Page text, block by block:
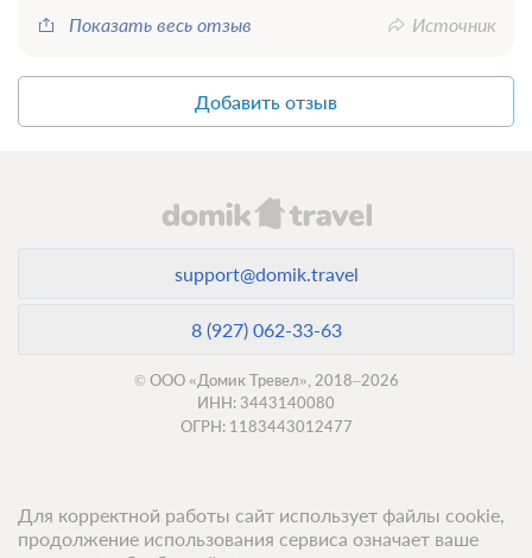
Показать весь отзыв
Источник
Добавить отзыв
support@domik.travel
8 (927) 062-33-63
© ООО «Домик Тревел», 2018–2026
ИНН: 3443140080
ОГРН: 1183443012477
Для корректной работы сайт использует файлы cookie,
продолжение использования сервиса означает ваше